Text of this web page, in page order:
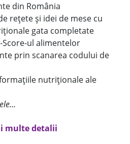
din România
rețete și idei de mese cu
gata completate
ul alimentelor
prin scanarea codului de
nutriționale ale
multe detalii